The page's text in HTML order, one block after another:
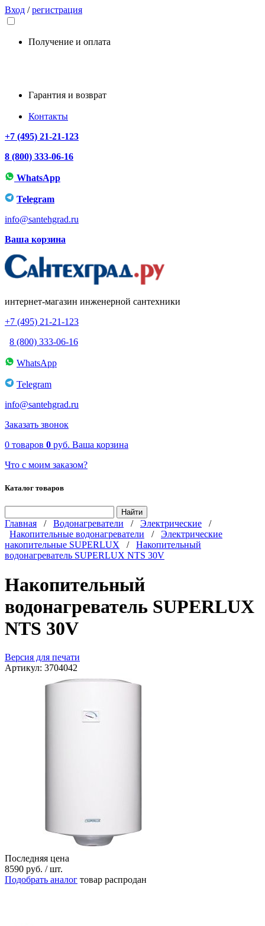
Вход /регистрация
Получение и оплата
Гарантия и возврат
Контакты
+7 (495) 21-21-123
8 (800) 333-06-16
WhatsApp
Telegram
info@santehgrad.ru
Ваша корзина
интернет-магазин инженерной сантехники
+7 (495) 21-21-123
8 (800) 333-06-16
WhatsApp
Telegram
info@santehgrad.ru
Заказать звонок
0 товаров 0 руб. Ваша корзина
Что с моим заказом?
Каталог товаров
Главная / Водонагреватели / Электрические /
Накопительные водонагреватели / Электрические
накопительные SUPERLUX / Накопительный
водонагреватель SUPERLUX NTS 30V
Накопительный
водонагреватель SUPERLUX
NTS 30V
Версия для печати
Артикул: 3704042
Последняя цена
8590 руб. / шт.
Подобрать аналог товар распродан